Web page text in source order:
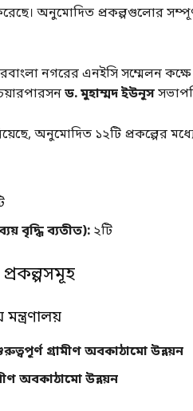
অনুমোদিত প্রকল্পগুলোর
নগরের এনইসি সম্মেলন
ড. মুহাম্মদ ইউনূস
অনুমোদিত ১২টি প্রকল্পের
বৃদ্ধি ব্যতীত):২টি
গ্রামীণ অবকাঠামো উন্নয়ন
অবকাঠামো উন্নয়ন